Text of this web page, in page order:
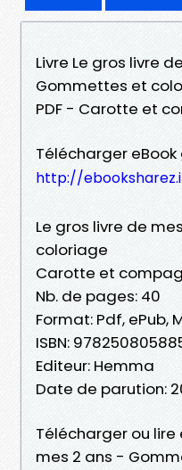
Livre Le gros livre
Gommettes et
PDF - Carotte et
Télécharger
http://
Le gros livre de
coloriage
Carotte et
Nb. de pages: 40
Format: Pdf, ePub,
ISBN:
Editeur: Hemma
Date de parution:
Télécharger ou lire
mes 2 ans -